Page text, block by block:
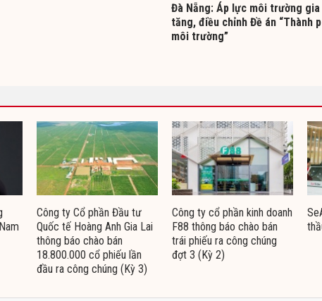
Đà Nẵng: Áp lực môi trường gia
tăng, điều chỉnh Đề án “Thành
môi trường”
Công ty Cổ phần Đầu tư
Quốc tế Hoàng Anh Gia Lai
thông báo chào bán
18.800.000 cổ phiếu lần
đầu ra công chúng (Kỳ 3)
Công ty cổ phần kinh doanh
F88 thông báo chào bán
trái phiếu ra công chúng
đợt 3 (Kỳ 2)